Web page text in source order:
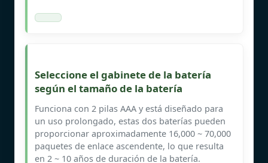
Seleccione el gabinete de la batería
según el tamaño de la batería
Funciona con 2 pilas AAA y está diseñado para
un uso prolongado, estas dos baterías pueden
proporcionar aproximadamente 16,000 ~ 70,000
paquetes de enlace ascendente, lo que resulta
en 2 ~ 10 años de duración de la batería.